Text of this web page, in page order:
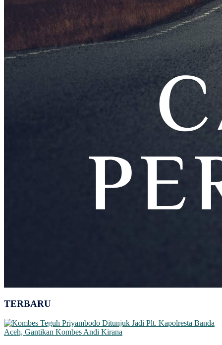
TERBARU